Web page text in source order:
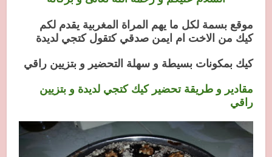
موقع بسمة لكل ما يهم المراة المغربية يقدم لكم
كيك من الاخت ام ايمن صدقي كتقول كتجي لديدة
كيك بمكونات بسيطة و سهلة التحضير و بتزيين راقي
مقادير و طريقة تحضير كيك كتجي لديدة و بتزيين
راقي